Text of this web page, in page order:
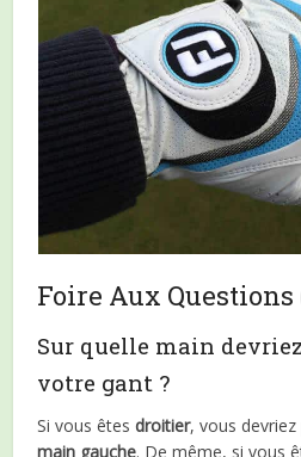
Foire Aux Questions
Sur quelle main
votre gant ?
Si vous êtesdroitier, vous
main gauche. De même, si vous